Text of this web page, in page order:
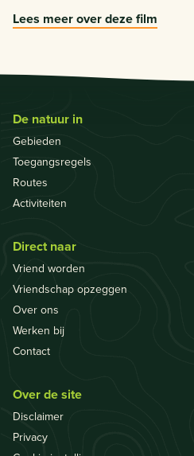
Lees meer over deze film
De natuur in
Gebieden
Toegangsregels
Routes
Activiteiten
Direct naar
Vriend worden
Vriendschap opzeggen
Over ons
Werken bij
Contact
Over de site
Disclaimer
Privacy